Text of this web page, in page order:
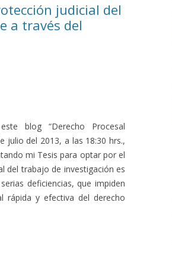
judicial del
a través del
blog “Derecho Procesal
julio del 2013, a las 18:30 hrs.,
mi Tesis para optar por el
del trabajo de investigación es
deficiencias, que impiden
rápida y efectiva del derecho